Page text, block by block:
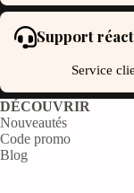
Support
Service
DÉCOUVRIR
Nouveautés
Code promo
Blog